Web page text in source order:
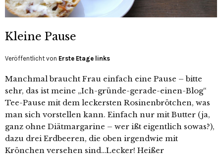
Kleine Pause
Veröffentlicht von Erste Etage links
Manchmal braucht Frau einfach eine Pause – bitte
sehr, das ist meine „Ich-gründe-gerade-einen-Blog“
Tee-Pause mit dem leckersten Rosinenbrötchen, was
man sich vorstellen kann. Einfach nur mit Butter (ja,
ganz ohne Diätmargarine – wer ißt eigentlich sowas?),
dazu drei Erdbeeren, die oben irgendwie mit
Krönchen versehen sind…Lecker! Heißer